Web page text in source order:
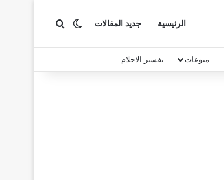
الرئيسية جديد المقالات الوضع المظلم
بحث عن
منوعات تفسير الاحلام